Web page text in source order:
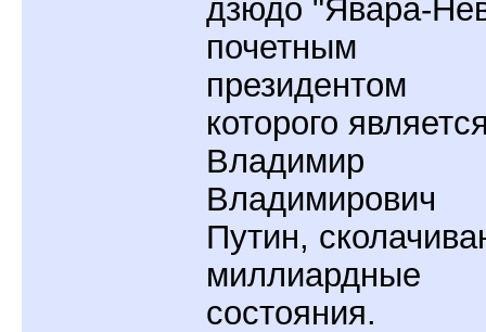
дзюдо "Явара-
почетным
президентом
которого
Владимир
Владимирович
Путин,
миллиардные
состояния.